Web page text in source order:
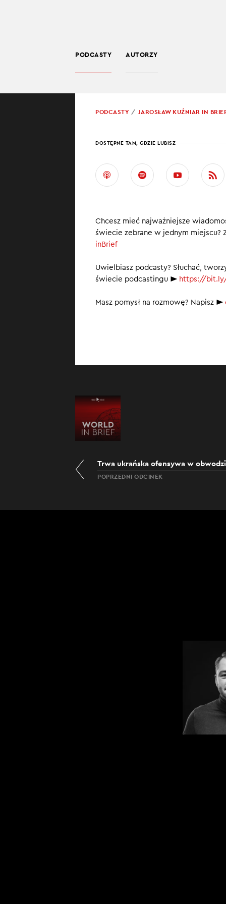
PODCASTY AUTORZY
PROWADZĄCY:
– Mieszkania w
– Trwa
PODCASTY
JAROSŁAW KUŹNIAR IN
DOSTĘPNE TAM, GDZIE LUBISZ
Chcesz mieć najważniejsze
świecie zebrane w jednym miejscu?
inBrief
Uwielbiasz podcasty? Słuchać,
świecie podcastingu ► https://
Masz pomysł na rozmowę? Napisz ►
Trwa ukrańska ofensywa w
POPRZEDNI ODCINEK